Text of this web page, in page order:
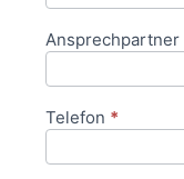
Ansprechpartner
Telefon *